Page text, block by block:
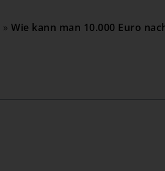
» Wie kann man 10.000 Euro